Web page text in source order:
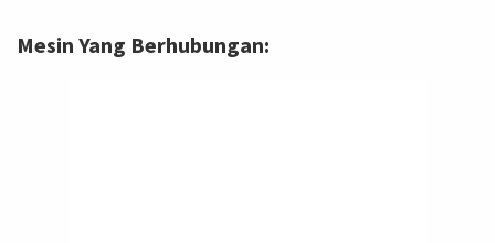
Mesin Yang Berhubungan: